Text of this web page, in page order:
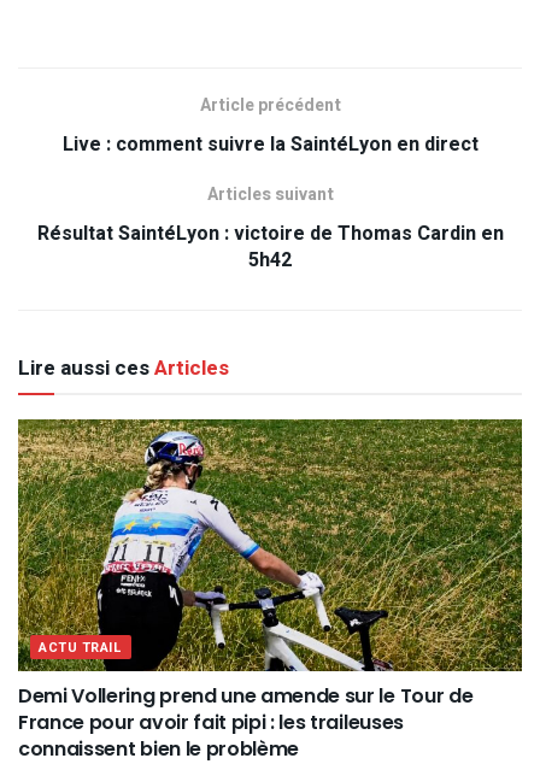
Article précédent
Live : comment suivre la SaintéLyon en direct
Articles suivant
Résultat SaintéLyon : victoire de Thomas Cardin en
5h42
Lire aussi cesArticles
ACTU TRAIL
Demi Vollering prend une amende sur le Tour de
France pour avoir fait pipi : les traileuses
connaissent bien le problème